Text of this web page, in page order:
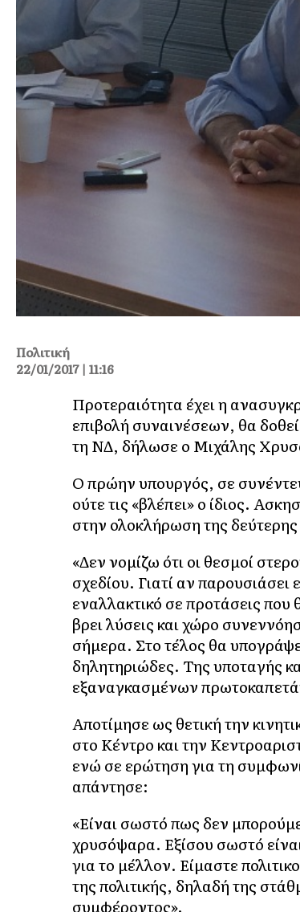
Πολιτική
22/01/2017 | 11:16
Προτεραιότητα έχει η
επιβολή συναινέσεων, θα
τη ΝΔ, δήλωσε ο Μιχάλης
Ο πρώην υπουργός, σε
ούτε τις «βλέπει» ο ίδιος.
στην ολοκλήρωση της
«Δεν νομίζω ότι οι θεσμοί
σχεδίου. Γιατί αν
εναλλακτικό σε προτάσεις
βρει λύσεις και χώρο
σήμερα. Στο τέλος θα
δηλητηριώδες. Της υποταγής
εξαναγκασμένων
Αποτίμησε ως θετική την
στο Κέντρο και την
ενώ σε ερώτηση για τη
απάντησε:
«Είναι σωστό πως δεν
χρυσόψαρα. Εξίσου σωστό
για το μέλλον. Είμαστε
της πολιτικής, δηλαδή της
συμφέροντος».